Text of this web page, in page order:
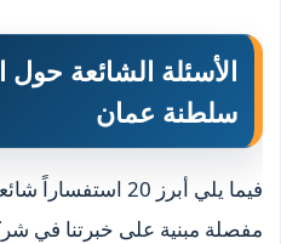
الأسئلة الشائعة
سلطنة عمان
فيما يلي أبرز 20
مفصلة مبنية على خبرتنا في شركة